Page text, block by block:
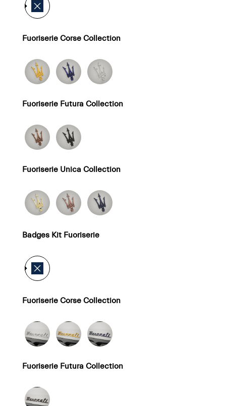
Fuoriserie Corse Collection
Fuoriserie Futura Collection
Fuoriserie Unica Collection
Badges Kit Fuoriserie
Fuoriserie Corse Collection
Fuoriserie Futura Collection